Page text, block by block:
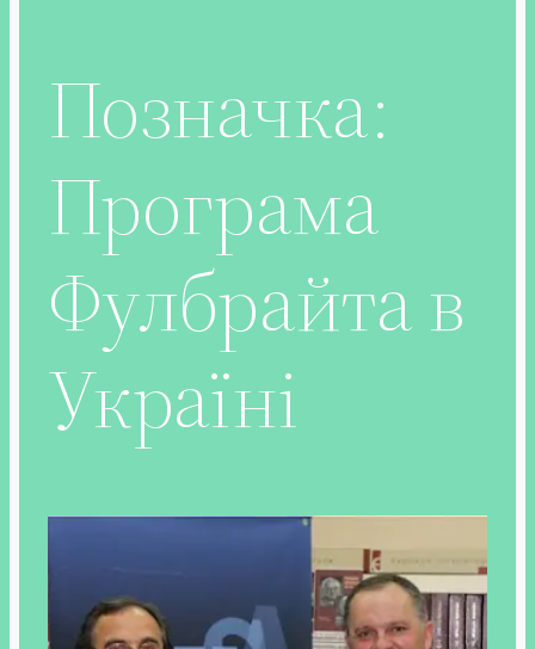
Позначка:
Програма
Фулбрайта в
Україні